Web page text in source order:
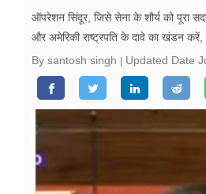
गैलरी
वीडियो
रिलेशनशिप
सेहत
ऑपरेशन सिंदूर, जिसे सेना के शौर्य को पूरा
और अमेरिकी राष्ट्रपति के दावे का खंडन
By santosh singh
Updated Date